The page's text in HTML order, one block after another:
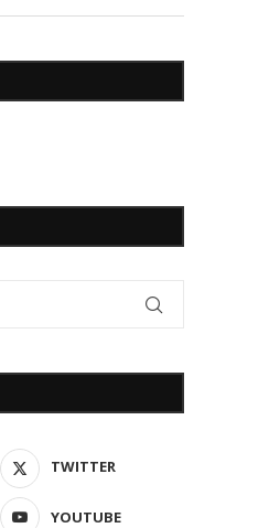
TWITTER
YOUTUBE